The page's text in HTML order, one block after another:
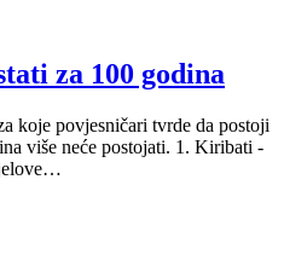
za 100 godina
koje povjesničari tvrde da postoji
više neće postojati. 1. Kiribati -